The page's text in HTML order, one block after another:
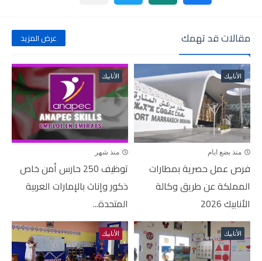
مقالات قد تهمك عرض المزيد
الأنابيك
منذ بضع ايام
فرص عمل حصرية بمطارات
المملكة عن طريق وكالة
الأنابيك 2026
الأنابيك
منذ شهر
توظيف 250 حارس أمن خاص
ذكور وإناث بالإمارات العربية
المتحدة...
الأنابيك الأنابيك